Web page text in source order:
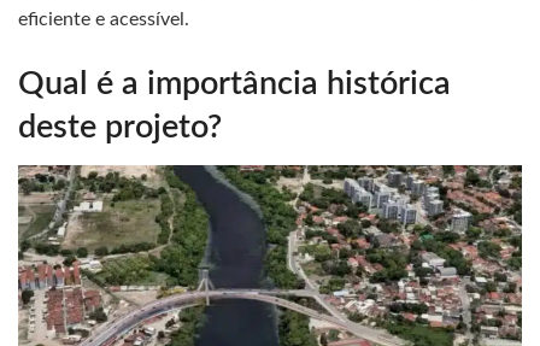
eficiente e acessível.
Qual é a importância histórica
deste projeto?